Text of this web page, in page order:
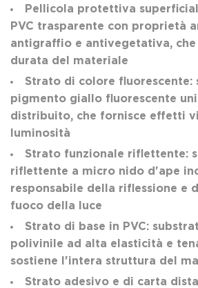
Pellicola protettiva
PVC trasparente con proprietà
antigraffio e antivegetativa,
durata del materiale
Strato di colore fluorescente:
pigmento giallo fluorescente
distribuito, che fornisce effetti
luminosità
Strato funzionale riflettente:
riflettente a micro nido d'ape
responsabile della riflessione e
fuoco della luce
Strato di base in PVC:
polivinile ad alta elasticità e
sostiene l'intera struttura del
Strato adesivo e di carta